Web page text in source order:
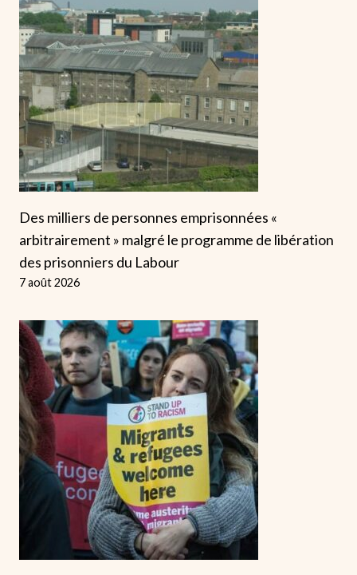
Des milliers de personnes emprisonnées «
arbitrairement » malgré le programme de libération
des prisonniers du Labour
7 août 2026